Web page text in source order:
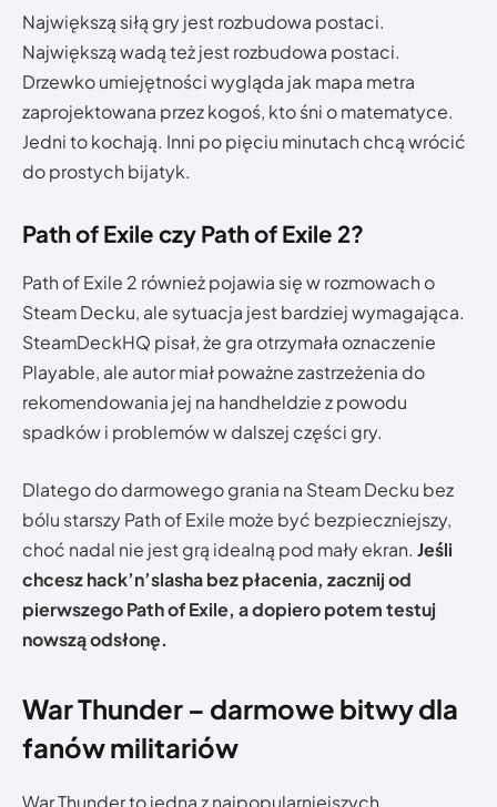
Największą siłą gry jest rozbudowa postaci.
Największą wadą też jest rozbudowa postaci.
Drzewko umiejętności wygląda jak mapa metra
zaprojektowana przez kogoś, kto śni o matematyce.
Jedni to kochają. Inni po pięciu minutach chcą wrócić
do prostych bijatyk.
Path of Exile czy Path of Exile 2?
Path of Exile 2 również pojawia się w rozmowach o
Steam Decku, ale sytuacja jest bardziej wymagająca.
SteamDeckHQ pisał, że gra otrzymała oznaczenie
Playable, ale autor miał poważne zastrzeżenia do
rekomendowania jej na handheldzie z powodu
spadków i problemów w dalszej części gry.
Dlatego do darmowego grania na Steam Decku bez
bólu starszy Path of Exile może być bezpieczniejszy,
choć nadal nie jest grą idealną pod mały ekran. Jeśli
chcesz hack’n’slasha bez płacenia, zacznij od
pierwszego Path of Exile, a dopiero potem testuj
nowszą odsłonę.
War Thunder – darmowe bitwy dla
fanów militariów
War Thunder to jedna z najpopularniejszych